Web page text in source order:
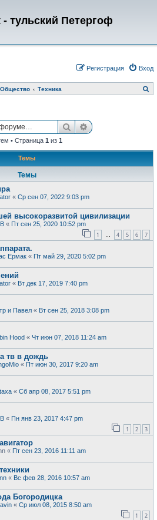
тульский Петергоф
Вход
Регистрация
Общество Техника
о
ПоискРасширенный
• Страница 1 из 1
Темы
Темы
« Ср сен 07, 2022 9:03 pm
высокоразвитой цивилизации
« Пт сен 25, 2020 10:52 pm
1 … 4 5 6 7
Ермак « Пт май 29, 2020 5:02 pm
« Вт дек 17, 2019 7:40 pm
и Павел « Вт сен 25, 2018 3:08 pm
Hood « Чт июн 07, 2018 11:24 am
тв в дождь
« Пт июн 30, 2017 9:20 am
« Сб апр 08, 2017 5:51 pm
« Пн янв 23, 2017 4:47 pm
1 2 3
« Пт сен 23, 2016 11:11 am
« Вс фев 28, 2016 10:57 am
Богородицка
« Ср июл 08, 2015 8:50 am
1 2